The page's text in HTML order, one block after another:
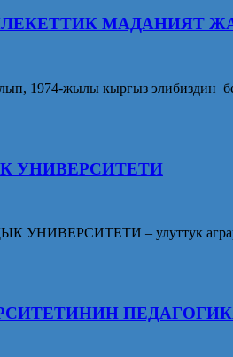
МАДАНИЯТ
1974-жылы кыргыз элибиздин
УНИВЕРСИТЕТИ
– улуттук